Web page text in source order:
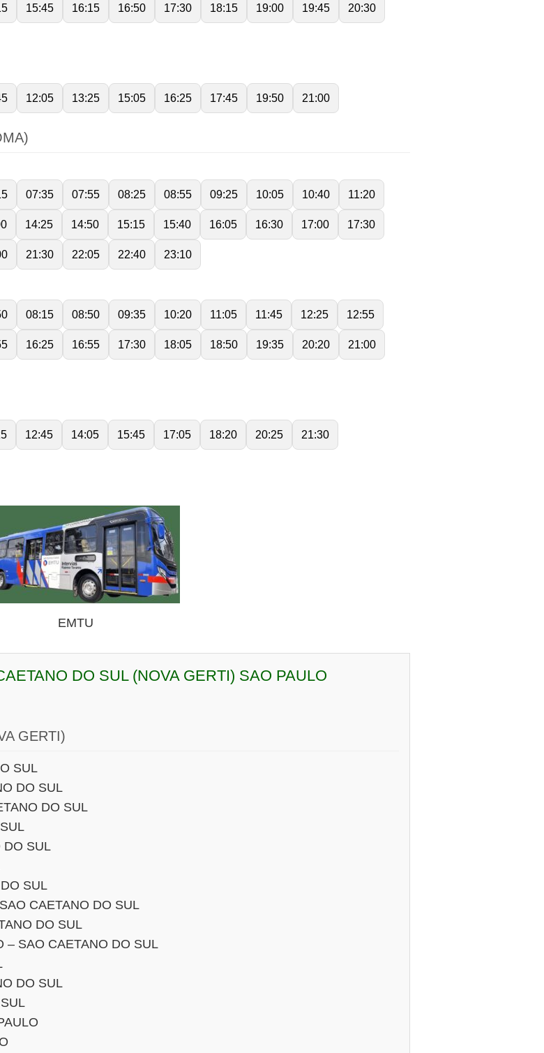
15:45 16:15 16:50 17:30 18:15 19:00 19:45 20:30
12:05 13:25 15:05 16:25 17:45 19:50 21:00
07:35 07:55 08:25 08:55 09:25 10:05 10:40 11:20
14:25 14:50 15:15 15:40 16:05 16:30 17:00 17:30
21:30 22:05 22:40 23:10
08:15 08:50 09:35 10:20 11:05 11:45 12:25 12:55
16:25 16:55 17:30 18:05 18:50 19:35 20:20 21:00
12:45 14:05 15:45 17:05 18:20 20:25 21:30
EMTU
DO SUL (NOVA GERTI) SAO PAULO
GERTI)
SUL
DO SUL
DO SUL
DO SUL
SUL
CAETANO DO SUL
DO SUL
– SAO CAETANO DO SUL
DO SUL